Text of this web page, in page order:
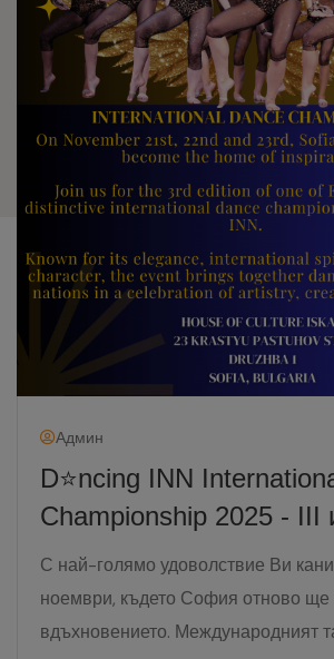
Админ
D⭐️ncing INN
Championship 2025 - III
С най-голямо удоволствие Ви
ноември, където София отново
вдъхновението. Международният танцов